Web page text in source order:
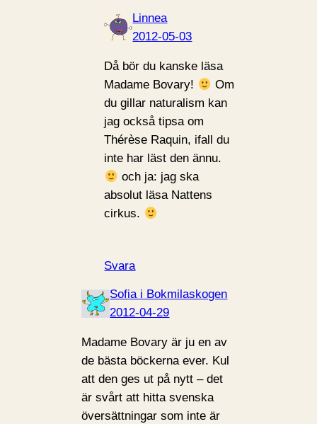
Linnea
2012-05-03
Då bör du kanske läsa
Madame Bovary!
Om
du gillar naturalism kan
jag också tipsa om
Thérèse Raquin, ifall du
inte har läst den ännu.
och ja: jag ska
absolut läsa Nattens
cirkus.
Svara
Sofia i Bokmilaskogen
2012-04-29
Madame Bovary är ju en av
de bästa böckerna ever. Kul
att den ges ut på nytt – det
är svårt att hitta svenska
översättningar som inte är